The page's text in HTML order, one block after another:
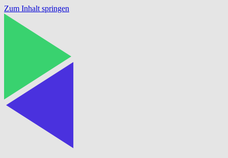
Zum Inhalt springen